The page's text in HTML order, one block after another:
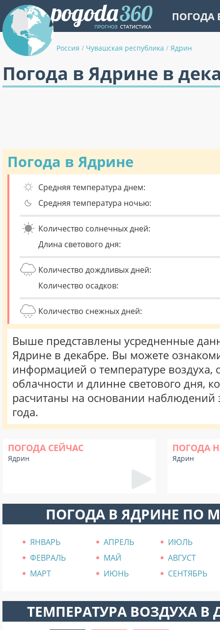
ПОГОДА
Россия / Чувашская республика / Ядрин
Погода в Ядрине в
Погода в Ядрине
Средняя температура днем:
Средняя температура ночью:
Количество солнечных дней:
Длина светового дня:
Количество дождливых дней:
Количество осадков:
Количество снежных дней:
Выше представлены усредненные
Ядрине в декабре. Вы можете
информацией о температуре воздуха,
облачности и длинне светового дня,
расчитаны на основании наблюдений
года.
ПОГОДА СЕЙЧАС
Ядрин
ПОГОДА
Ядрин
ПОГОДА В ЯДРИНЕ ПО
ЯНВАРЬ АПРЕЛЬ
ИЮЛЬ
ФЕВРАЛЬ
МАЙ
АВГУСТ
МАРТ
ИЮНЬ СЕНТЯБРЬ
ТЕМПЕРАТУРА ВОЗДУХА В